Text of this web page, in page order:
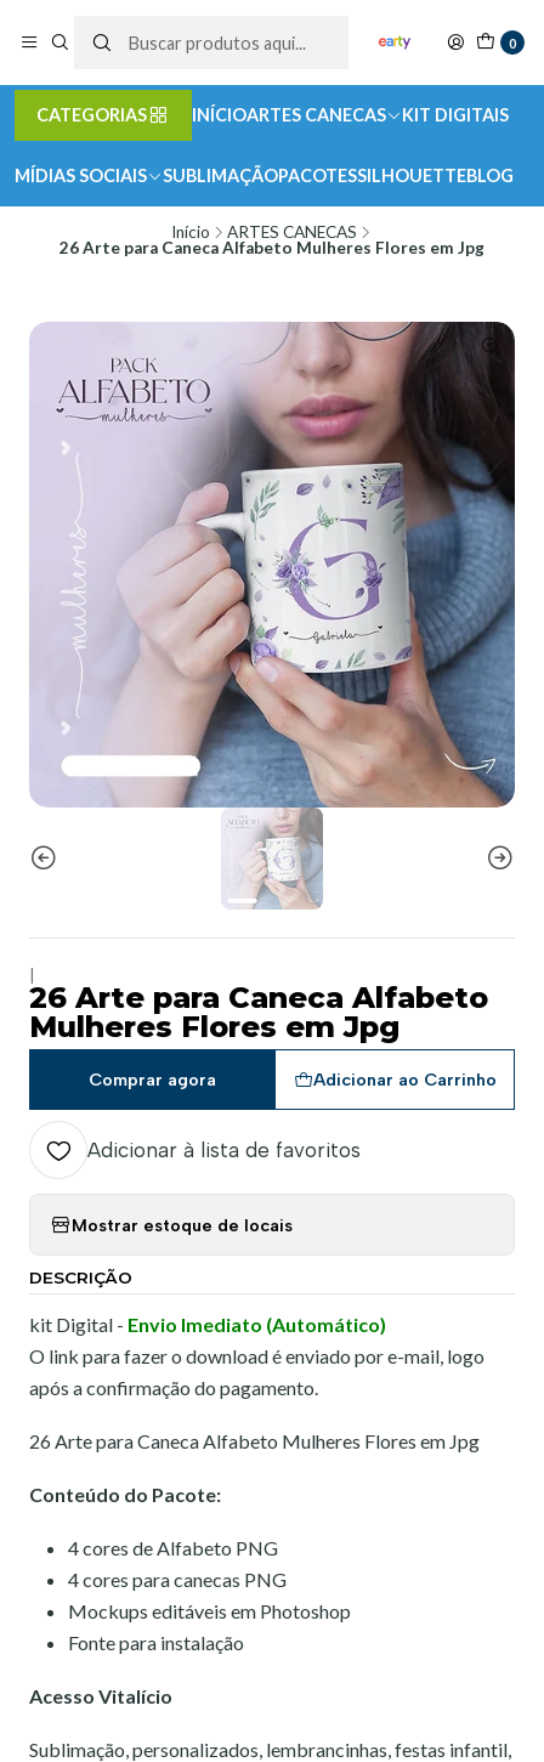
0
CATEGORIAS INÍCIOARTES CANECAS KIT DIGITAIS
MÍDIAS SOCIAIS SUBLIMAÇÃOPACOTESSILHOUETTEBLOG
Início
ARTES CANECAS
26 Arte para Caneca Alfabeto Mulheres Flores em Jpg
26 Arte para Caneca Alfabeto
Mulheres Flores em Jpg
Adicionar ao Carrinho
Comprar agora
Adicionar à lista de favoritos
Mostrar estoque de locais
DESCRIÇÃO
kit Digital - Envio Imediato (Automático)
O link para fazer o download é enviado por e-mail, logo
após a confirmação do pagamento.
26 Arte para Caneca Alfabeto Mulheres Flores em Jpg
Conteúdo do Pacote:
4 cores de Alfabeto PNG
4 cores para canecas PNG
Mockups editáveis em Photoshop
Fonte para instalação
Acesso Vitalício
Sublimação, personalizados, lembrancinhas, festas infantil,